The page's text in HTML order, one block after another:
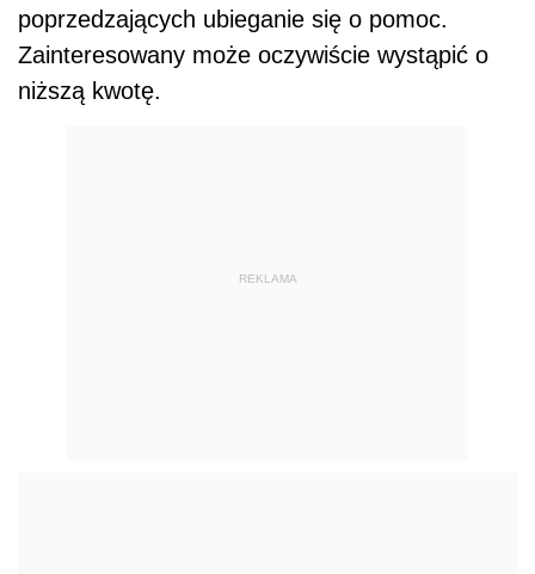
poprzedzających ubieganie się o pomoc.
Zainteresowany może oczywiście wystąpić o
niższą kwotę.
REKLAMA